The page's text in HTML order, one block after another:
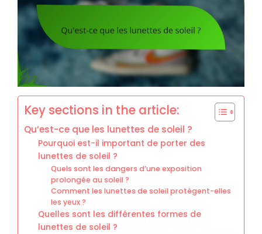
Key sections in the article:
Qu’est-ce que les lunettes de soleil ?
Pourquoi est-il important de porter des
lunettes de soleil ?
Quels sont les dangers d’une exposition
prolongée au soleil ?
Comment les lunettes de soleil protègent-elles
les yeux ?
Quelles sont les différentes formes de
lunettes de soleil ?